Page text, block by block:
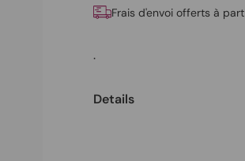
Frais d'envoi offerts à
.
Details